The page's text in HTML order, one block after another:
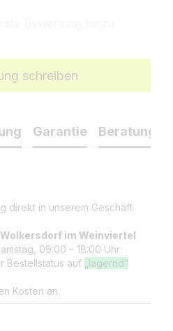
schreiben
Garantie Beratung
direkt in unserem Geschäft
im Weinviertel
09:00 – 18:00 Uhr
Bestellstatus auf
„lagernd“
Kosten an.